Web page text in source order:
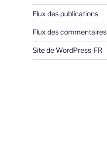
Flux des publications
Flux des commentaires
Site de WordPress-FR